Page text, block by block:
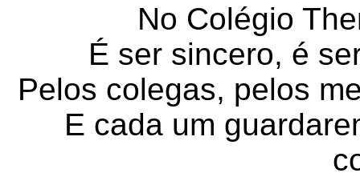
No Colégio
É ser sincero, é
Pelos colegas, pelos
E cada um